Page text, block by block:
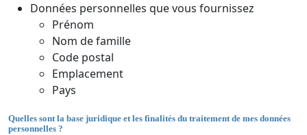
Données personnelles que vous fournissez
Prénom
Nom de famille
Code postal
Emplacement
Pays
Quelles sont la base juridique et les finalités du traitement de mes données
personnelles ?